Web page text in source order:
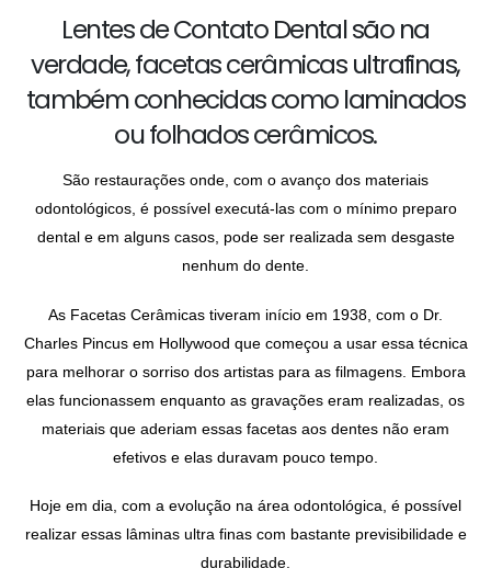
Lentes de Contato Dental são na
verdade, facetas cerâmicas ultrafinas,
também conhecidas como laminados
ou folhados cerâmicos.
São restaurações onde, com o avanço dos materiais
odontológicos, é possível executá-las com o mínimo preparo
dental e em alguns casos, pode ser realizada sem desgaste
nenhum do dente.
As Facetas Cerâmicas tiveram início em 1938, com o Dr.
Charles Pincus em Hollywood que começou a usar essa técnica
para melhorar o sorriso dos artistas para as filmagens. Embora
elas funcionassem enquanto as gravações eram realizadas, os
materiais que aderiam essas facetas aos dentes não eram
efetivos e elas duravam pouco tempo.
Hoje em dia, com a evolução na área odontológica, é possível
realizar essas lâminas ultra finas com bastante previsibilidade e
durabilidade.